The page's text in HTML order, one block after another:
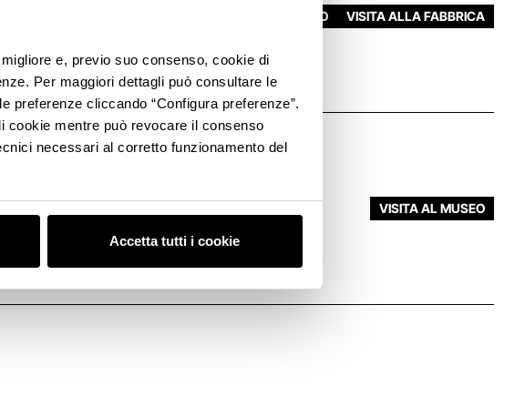
e, previo suo consenso, cookie di
Per maggiori dettagli può consultare le
preferenze cliccando “Configura preferenze”.
cookie mentre può revocare il consenso
necessari al corretto funzionamento del
Accetta tutti i cookie
VISITA AL MUSEO VISITA ALLA FABBRICA
VISITA AL MUSEO